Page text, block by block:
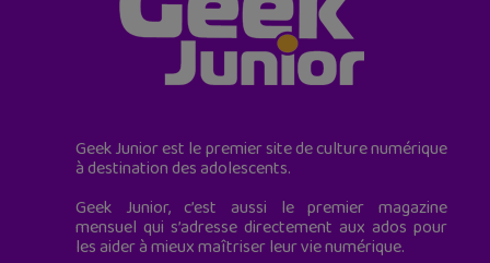
Geek Junior est le premier site de culture numérique
à destination des adolescents.
Geek Junior, c’est aussi le premier magazine
mensuel qui s’adresse directement aux ados pour
les aider à mieux maîtriser leur vie numérique.